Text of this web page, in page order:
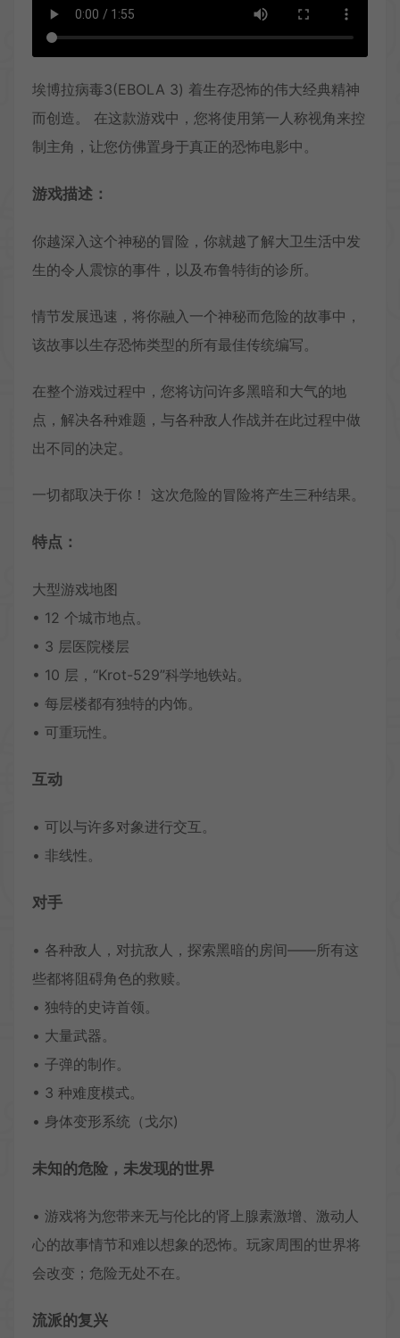
埃博拉病毒3(EBOLA 3) 着生存恐怖的伟大经典精神
而创造。 在这款游戏中，您将使用第一人称视角来控
制主角，让您仿佛置身于真正的恐怖电影中。
游戏描述：
你越深入这个神秘的冒险，你就越了解大卫生活中发
生的令人震惊的事件，以及布鲁特街的诊所。
情节发展迅速，将你融入一个神秘而危险的故事中，
该故事以生存恐怖类型的所有最佳传统编写。
在整个游戏过程中，您将访问许多黑暗和大气的地
点，解决各种难题，与各种敌人作战并在此过程中做
出不同的决定。
一切都取决于你！ 这次危险的冒险将产生三种结果。
特点：
大型游戏地图
• 12 个城市地点。
• 3 层医院楼层
• 10 层，“Krot-529”科学地铁站。
• 每层楼都有独特的内饰。
• 可重玩性。
互动
• 可以与许多对象进行交互。
• 非线性。
对手
• 各种敌人，对抗敌人，探索黑暗的房间——所有这
些都将阻碍角色的救赎。
• 独特的史诗首领。
• 大量武器。
• 子弹的制作。
• 3 种难度模式。
• 身体变形系统（戈尔)
未知的危险，未发现的世界
• 游戏将为您带来无与伦比的肾上腺素激增、激动人
心的故事情节和难以想象的恐怖。玩家周围的世界将
会改变；危险无处不在。
流派的复兴